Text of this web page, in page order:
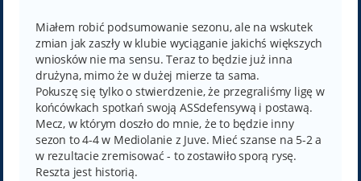
t
Miałem robić podsumowanie sezonu, ale na wskutek
zmian jak zaszły w klubie wyciąganie jakichś większych
wniosków nie ma sensu. Teraz to będzie już inna
drużyna, mimo że w dużej mierze ta sama.
Pokuszę się tylko o stwierdzenie, że przegraliśmy ligę w
końcówkach spotkań swoją ASSdefensywą i postawą.
Mecz, w którym doszło do mnie, że to będzie inny
sezon to 4-4 w Mediolanie z Juve. Mieć szanse na 5-2 a
w rezultacie zremisować - to zostawiło sporą rysę.
Reszta jest historią.